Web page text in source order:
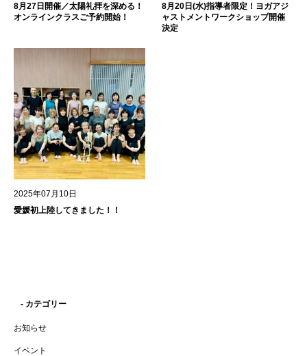
8月27日開催／太陽礼拝を深める！
オンラインクラスご予約開始！
8月20日(水)指導者限定！ヨガアジ
ャストメントワークショップ開催
決定
2025年07月10日
愛媛初上陸してきました！！
- カテゴリー
お知らせ
イベント